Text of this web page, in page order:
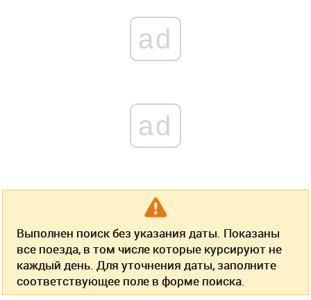
ad
ad
Выполнен поиск без указания даты. Показаны
все поезда, в том числе которые курсируют не
каждый день. Для уточнения даты, заполните
соответствующее поле в форме поиска.